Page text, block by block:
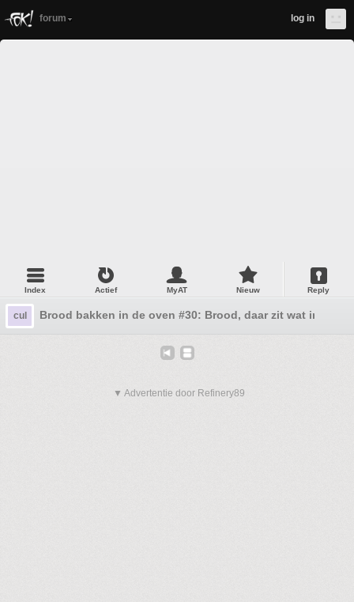
forum log in
Index Actief MyAT Nieuw Reply
cul Brood bakken in de oven #30: Brood, daar zit wat in..
▼ Advertentie door Refinery89